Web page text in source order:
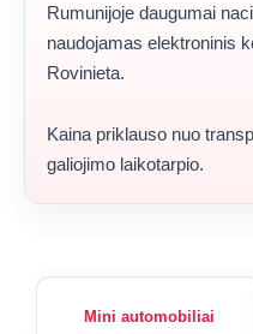
Rumunijoje daugumai
naudojamas elektroninis
Rovinieta.
Kaina priklauso nuo
galiojimo laikotarpio.
Mini automobiliai